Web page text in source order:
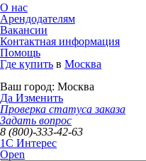
О нас
Арендодателям
Вакансии
Контактная информация
Помощь
Где купить в Москва
Ваш город: Москва
Да Изменить
Проверка статуса заказа
Задать вопрос
8 (800)-333-42-63
1C Интерес
Open